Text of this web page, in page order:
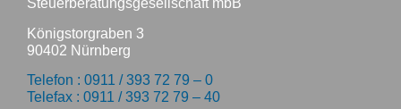
Steuerberatungsgesellschaft mbB
Königstorgraben 3
90402 Nürnberg
Telefon : 0911 / 393 72 79 – 0
Telefax : 0911 / 393 72 79 – 40